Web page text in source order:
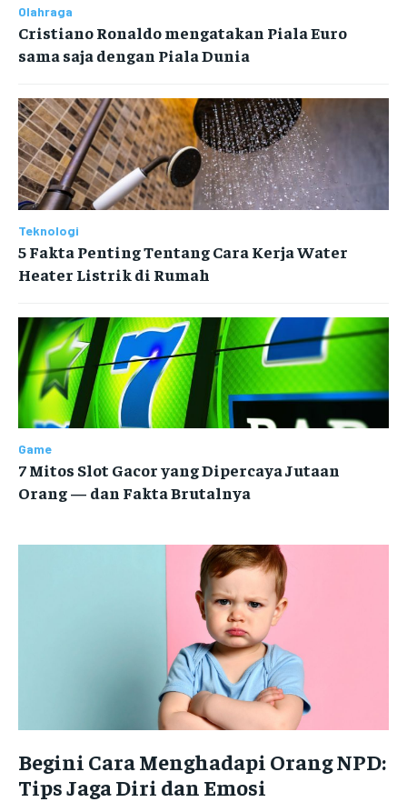
Olahraga
Cristiano Ronaldo mengatakan Piala Euro
sama saja dengan Piala Dunia
Teknologi
5 Fakta Penting Tentang Cara Kerja Water
Heater Listrik di Rumah
Game
7 Mitos Slot Gacor yang Dipercaya Jutaan
Orang — dan Fakta Brutalnya
Begini Cara Menghadapi Orang NPD:
Tips Jaga Diri dan Emosi